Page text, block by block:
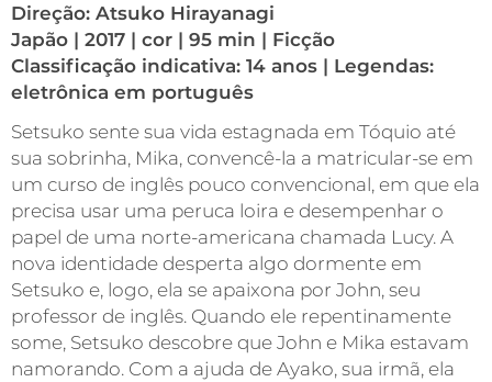
Direção: Atsuko Hirayanagi
Japão | 2017 | cor | 95 min | Ficção
Classificação indicativa: 14 anos | Legendas:
eletrônica em português
Setsuko sente sua vida estagnada em Tóquio até
sua sobrinha, Mika, convencê-la a matricular-se em
um curso de inglês pouco convencional, em que ela
precisa usar uma peruca loira e desempenhar o
papel de uma norte-americana chamada Lucy. A
nova identidade desperta algo dormente em
Setsuko e, logo, ela se apaixona por John, seu
professor de inglês. Quando ele repentinamente
some, Setsuko descobre que John e Mika estavam
namorando. Com a ajuda de Ayako, sua irmã, ela